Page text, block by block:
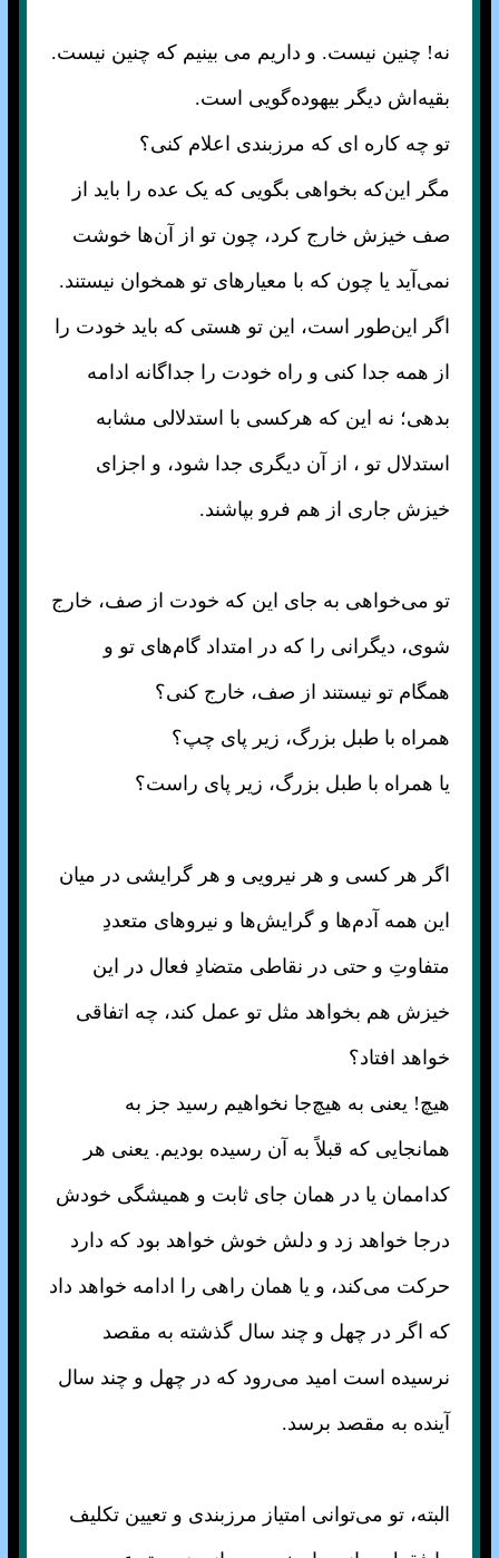
نه! چنین نیست. و داریم می بینیم که چنین نیست.
بقیه‌اش دیگر بیهوده‌گویی است.
تو چه کاره ای که مرزبندی اعلام کنی؟
مگر این‌که بخواهی بگویی که یک عده را باید از
صف خیزش خارج کرد، چون تو از آن‌ها خوشت
نمی‌آید یا چون که با معیار‌های تو همخوان نیستند.
اگر این‌طور است، این تو هستی که باید خودت را
از همه جدا کنی و راه خودت را جداگانه ادامه
بدهی؛ نه این که هرکسی با استدلالی مشابه
استدلال تو ، از آن دیگری جدا شود، و اجزای
خیزش جاری از هم فرو بپاشند.
تو می‌خواهی به جای این که خودت از صف، خارج
شوی، دیگرانی را که در امتداد گام‌های تو و
همگام تو نیستند از صف، خارج کنی؟
همراه با طبل بزرگ، زیر پای چپ؟
یا همراه با طبل بزرگ، زیر پای راست؟
اگر هر کسی و هر نیرویی و هر گرایشی در میان
این همه آدم‌ها و گرایش‌ها و نیرو‌های متعددِ
متفاوتِ و حتی در نقاطی متضادِ فعال در این
خیزش هم بخواهد مثل تو عمل کند، چه اتفاقی
خواهد افتاد؟
هیچ! یعنی به هیچ‌جا نخواهیم رسید جز به
همانجا‌یی که قبلاً به آن رسیده بودیم. یعنی هر
کداممان یا در همان جای ثابت و همیشگی خودش
درجا خواهد زد و دلش خوش خواهد بود که دارد
حرکت می‌کند، و یا همان راهی را ادامه خواهد داد
که اگر در چهل و چند سال گذشته به مقصد
نرسیده است امید می‌رود که در چهل و چند سال
آینده به مقصد برسد.
البته، تو می‌توانی امتیاز مرزبندی و تعیین تکلیف